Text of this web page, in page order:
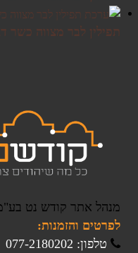
תפילין לבר מצווה כשר
מנהל אתר קודש נט
לפרטים והזמנות:
טלפון: 077-2180202